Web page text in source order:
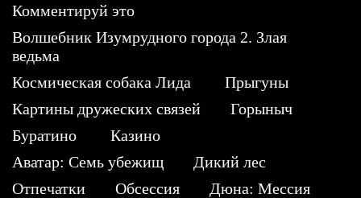
Комментируй это
Волшебник Изумрудного города 2. Злая
ведьма
Космическая собака Лида
Прыгуны
Картины дружеских связей
Горыныч
Буратино
Казино
Аватар: Семь убежищ
Дикий лес
Отпечатки
Обсессия Дюна: Мессия